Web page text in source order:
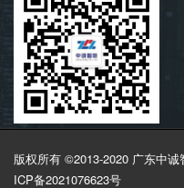
版权所有 ©2013-2020 广东中
ICP备2021076623号